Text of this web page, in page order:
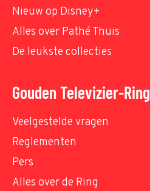
Nieuw op Disney+
Alles over Pathé Thuis
De leukste collecties
Gouden Televizier-Ring
Veelgestelde vragen
Reglementen
Pers
Alles over de Ring